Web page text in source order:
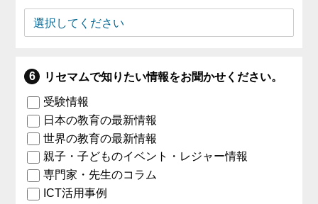
リセマムで知りたい情報をお聞かせください。
受験情報
日本の教育の最新情報
世界の教育の最新情報
親子・子どものイベント・レジャー情報
専門家・先生のコラム
ICT活用事例